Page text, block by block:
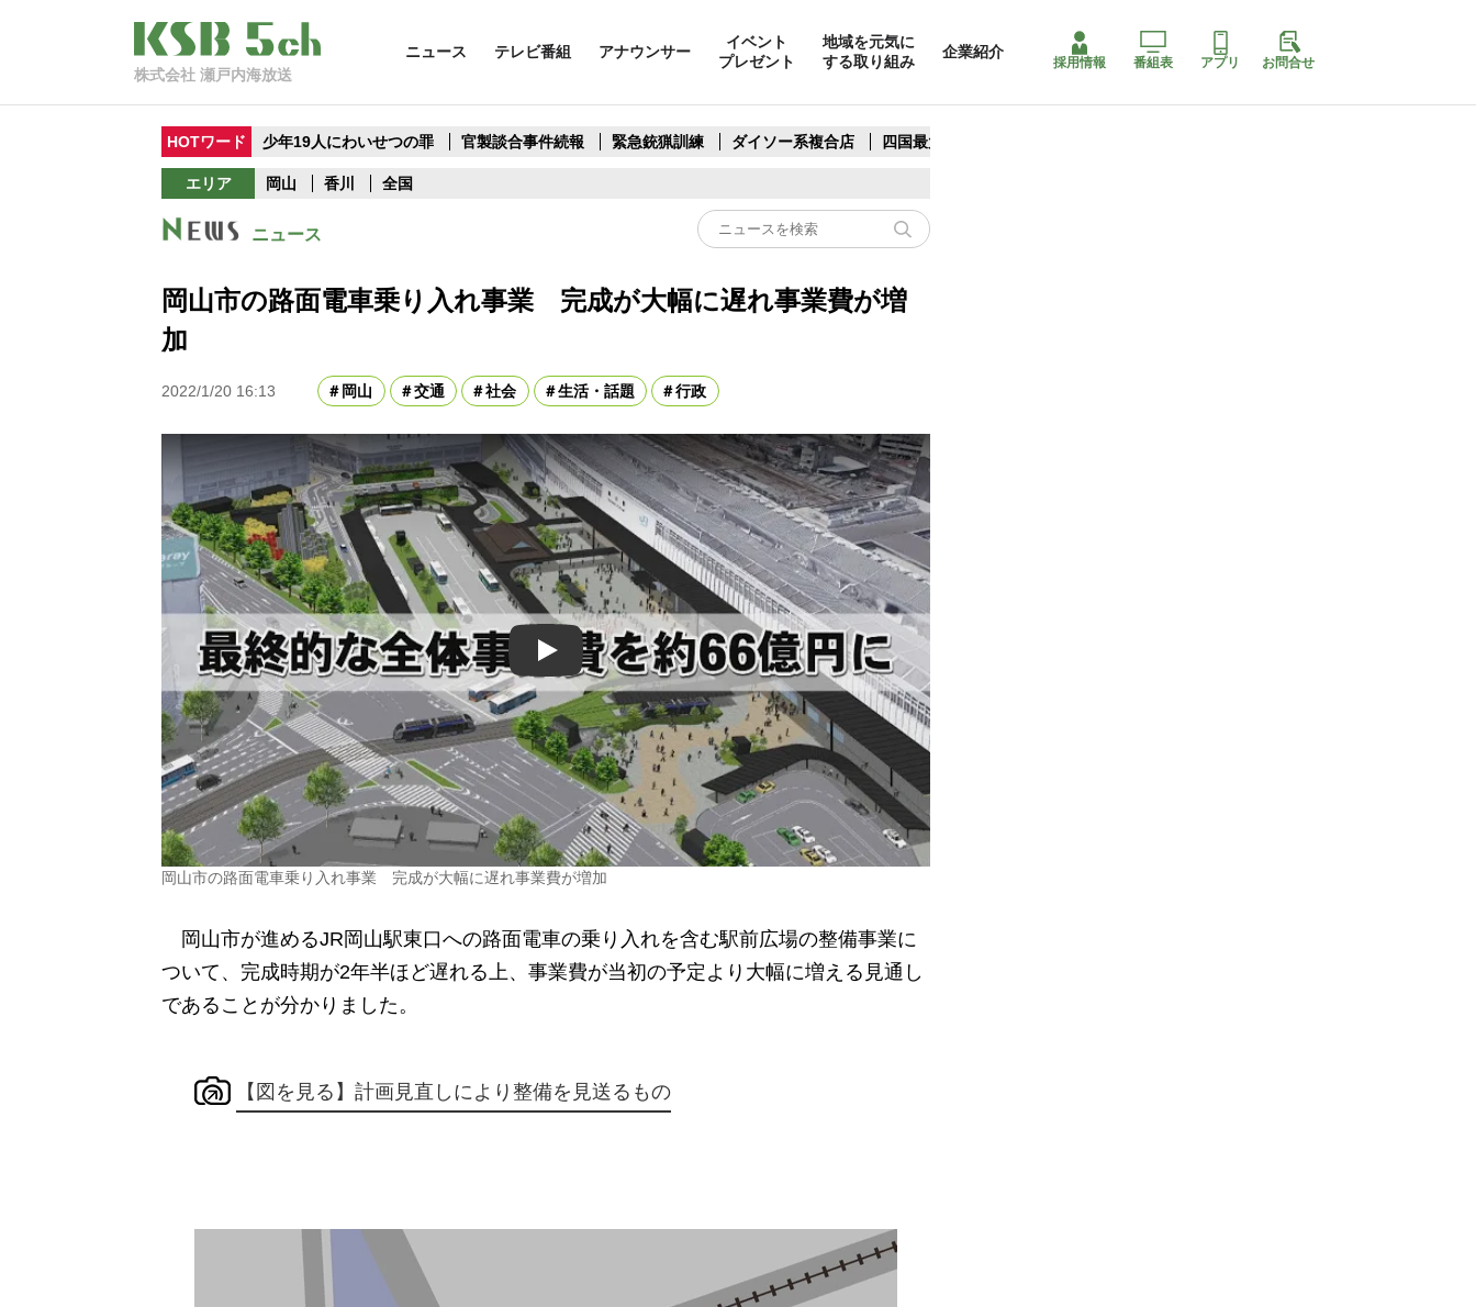
株式会社 瀬戸内海放送
ニュース テレビ番組 アナウンサー
イベント
プレゼント
地域を元気に
する取り組み
企業紹介
採用情報 番組表 アプリ お問合せ
HOTワード 少年19人にわいせつの罪 官製談合事件続報 緊急銃猟訓練 ダイソー系複合店 四国最大スリコ
エリア 岡山 香川 全国
ニュース
岡山市の路面電車乗り入れ事業 完成が大幅に遅れ事業費が増
加
2022/1/20 16:13 岡山 交通 社会 生活・話題 行政
Play
岡山市の路面電車乗り入れ事業 完成が大幅に遅れ事業費が増加
岡山市が進めるJR岡山駅東口への路面電車の乗り入れを含む駅前広場の整備事業に
ついて、完成時期が2年半ほど遅れる上、事業費が当初の予定より大幅に増える見通し
であることが分かりました。
【図を見る】計画見直しにより整備を見送るもの